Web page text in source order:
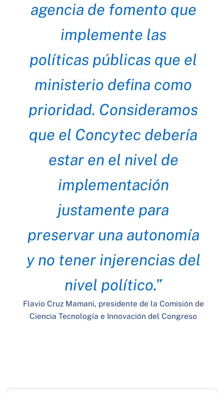
agencia de fomento que
implemente las
políticas públicas que el
ministerio defina como
prioridad. Consideramos
que el Concytec debería
estar en el nivel de
implementación
justamente para
preservar una autonomía
y no tener injerencias del
nivel político.”
Flavio Cruz Mamani, presidente de la Comisión de
Ciencia Tecnología e Innovación del Congreso